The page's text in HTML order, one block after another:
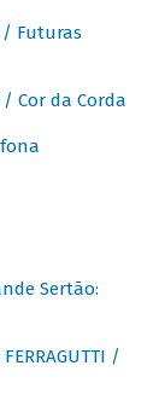
/ Futuras
/ Cor da Corda
Sertão:
/